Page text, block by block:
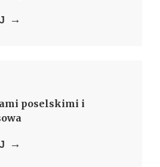
→
poselskimi i
→